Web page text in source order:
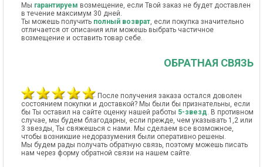
Мы гарантируем возмещение, если Твой заказ не будет доставлен
в течение максимум 30 дней.
Ты можешь получить полный возврат , если покупка значительно
отличается от описания или можешь выбрать частичное
возмещение и оставить товар себе.
ОБРАТНАЯ СВЯЗЬ
После получения заказа остался доволен
состоянием покупки и доставкой? Мы были бы признательны, если
бы Ты оставил на сайте оценку нашей работы 5-звезд . В противном
случае, мы будем благодарны, если прежде, чем указывать 1,2 или
3 звезды, Ты свяжешься с нами. Мы сделаем все возможное,
чтобы возникшие недоразумения были оперативно решены.
Мы будем рады получать обратную связь, поэтому можешь писать
нам через форму обратной связи на нашем сайте.